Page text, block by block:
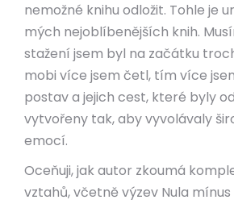
nemožné knihu odložit. Tohle je
mých nejoblíbenějších knih.
stažení jsem byl na začátku
mobi více jsem četl, tím více
postav a jejich cest, které byly
vytvořeny tak, aby vyvolávaly
emocí.
Oceňuji, jak autor zkoumá
vztahů, včetně výzev Nula